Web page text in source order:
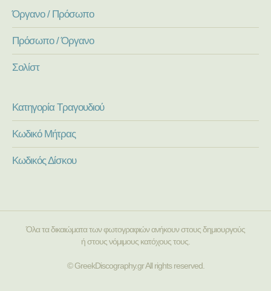
Όργανο / Πρόσωπο
Πρόσωπο / Όργανο
Σολίστ
Κατηγορία Τραγουδιού
Κωδικό Μήτρας
Κωδικός Δίσκου
Όλα τα δικαιώματα των φωτογραφιών ανήκουν στους δημιουργούς
ή στους νόμιμους κατόχους τους.
© GreekDiscography.gr All rights reserved.